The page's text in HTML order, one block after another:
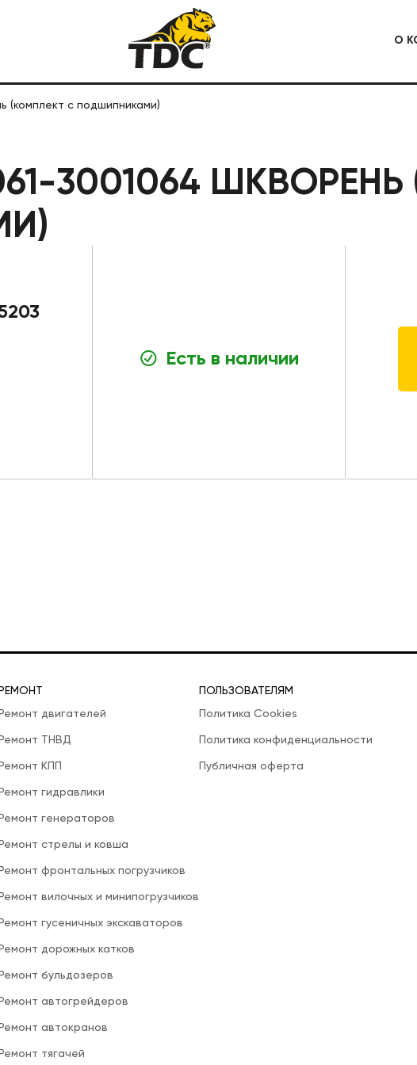
СПЕЦТЕХНИКА
О
(комплект с подшипниками)
3001064
Есть в наличии
двигателей
ТНВД
КПП
гидравлики
генераторов
стрелы и ковша
фронтальных погрузчиков
вилочных и минипогрузчиков
гусеничных экскаваторов
дорожных катков
бульдозеров
автогрейдеров
автокранов
тягачей
ПОЛЬЗОВАТЕЛЯМ
Политика Cookies
Политика конфиденциальности
Публичная оферта